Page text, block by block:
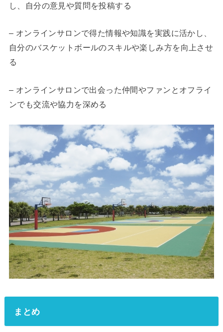
し、自分の意見や質問を投稿する
– オンラインサロンで得た情報や知識を実践に活かし、
自分のバスケットボールのスキルや楽しみ方を向上させ
る
– オンラインサロンで出会った仲間やファンとオフライ
ンでも交流や協力を深める
まとめ